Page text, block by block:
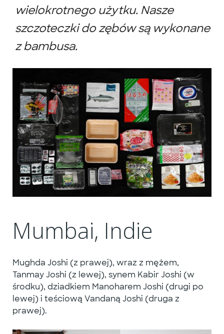
wielokrotnego użytku. Nasze
szczoteczki do zębów są wykonane
z bambusa.
Mumbai, Indie
Mughda Joshi (z prawej), wraz z mężem,
Tanmay Joshi (z lewej), synem Kabir Joshi (w
środku), dziadkiem Manoharem Joshi (drugi po
lewej) i teściową Vandaną Joshi (druga z
prawej).